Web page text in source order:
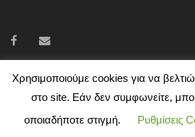
GEORGALIS SYNTHESIS © 2018 |
BIT OF
Χρησιμοποιούμε cookies για να
στο site. Εάν δεν συμφωνείτε,
οποιαδήποτε στιγμή.
Ρυθμίσεις